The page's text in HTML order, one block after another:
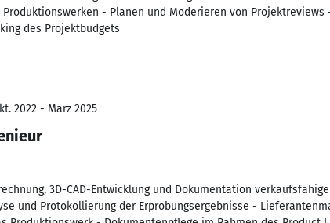
- Planen und Moderieren von Projektreviews
des Projektbudgets
2022 - März 2025
3D-CAD-Entwicklung und Dokumentation
und Protokollierung der Erprobungsergebnisse -